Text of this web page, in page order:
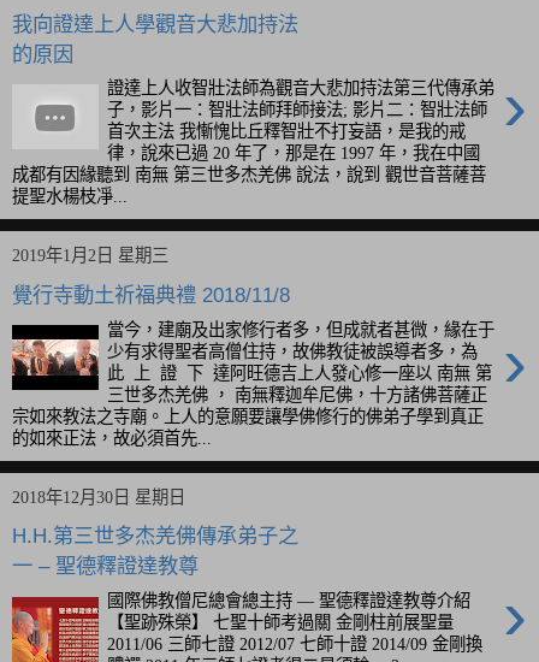
我向證達上人學觀音大悲加持法
的原因
›
證達上人收智壯法師為觀音大悲加持法第三代傳承弟
子，影片一：智壯法師拜師接法; 影片二：智壯法師
首次主法 我慚愧比丘釋智壯不打妄語，是我的戒
律，說來已過 20 年了，那是在 1997 年，我在中國
成都有因緣聽到 南無 第三世多杰羌佛 說法，說到 觀世音菩薩菩
提聖水楊枝凈...
2019年1月2日 星期三
覺行寺動土祈福典禮 2018/11/8
›
當今，建廟及出家修行者多，但成就者甚微，緣在于
少有求得聖者高僧住持，故佛教徒被誤導者多，為
此 上 證 下 達阿旺德吉上人發心修一座以 南無 第
三世多杰羌佛 ， 南無釋迦牟尼佛，十方諸佛菩薩正
宗如來教法之寺廟。上人的意願要讓學佛修行的佛弟子學到真正
的如來正法，故必須首先...
2018年12月30日 星期日
H.H.第三世多杰羌佛傳承弟子之
一 – 聖德釋證達教尊
›
國際佛教僧尼總會總主持 — 聖德釋證達教尊介紹
【聖跡殊榮】 七聖十師考過關 金剛柱前展聖量
2011/06 三師七證 2012/07 七師十證 2014/09 金剛換